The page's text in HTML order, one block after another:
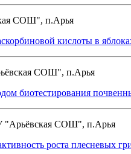
СОШ", п.Арья
кислоты в
СОШ", п.Арья
биотестирования
"Арьёвская СОШ", п.Арья
роста плесневых